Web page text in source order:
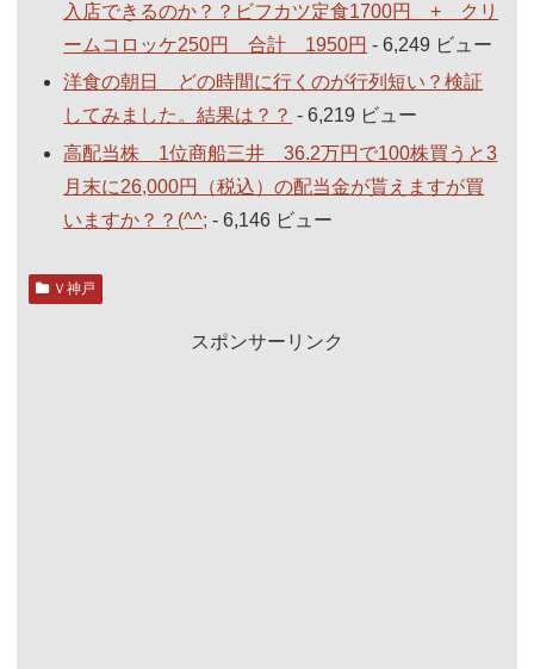
入店できるのか？？ビフカツ定食1700円 + クリ
ームコロッケ250円 合計 1950円 - 6,249 ビュー
洋食の朝日 どの時間に行くのが行列短い？検証
してみました。結果は？？ - 6,219 ビュー
高配当株 1位商船三井 36.2万円で100株買うと3
月末に26,000円（税込）の配当金が貰えますが買
いますか？？(^^; - 6,146 ビュー
Ｖ神戸
スポンサーリンク